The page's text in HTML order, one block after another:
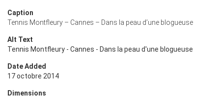
Caption
Tennis Montfleury – Cannes – Dans la peau d’une blogueuse
Alt Text
Tennis Montfleury - Cannes - Dans la peau d'une blogueuse
Date Added
17 octobre 2014
Dimensions